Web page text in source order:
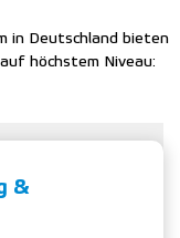
in Deutschland bieten
höchstem Niveau:
&